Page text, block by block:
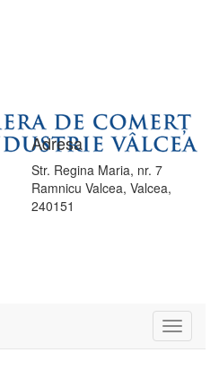
Adresa
Str. Regina Maria, nr. 7
Ramnicu Valcea, Valcea,
240151
Toggle